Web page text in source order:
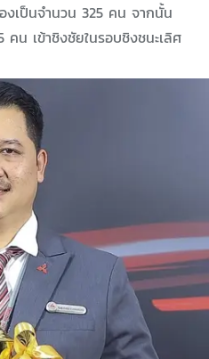
งเป็นจำนวน 325 คน จากนั้น
น เข้าชิงชัยในรอบชิงชนะเลิศ